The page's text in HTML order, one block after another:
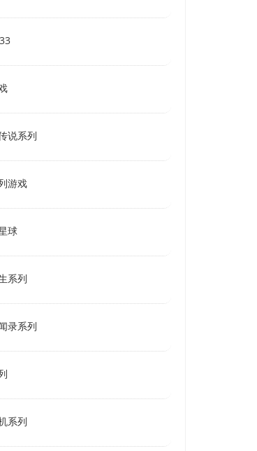
说系列
游戏
球
系列
录系列
系列